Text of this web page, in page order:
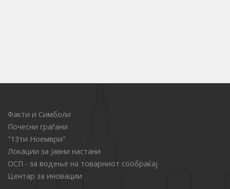
Факти и Симболи
Почесни граѓани
"13ти Ноември"
Локации за Јавни настани
ОСП - за водење на товарниот сообраќај
Центар за иновации